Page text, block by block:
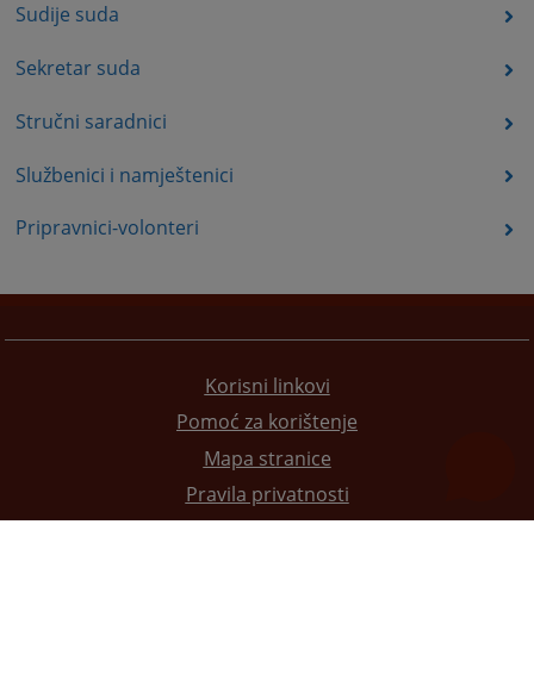
Sudije suda
Sekretar suda
Stručni saradnici
Službenici i namještenici
Pripravnici-volonteri
Korisni linkovi
Pomoć za korištenje
Mapa stranice
Pravila privatnosti